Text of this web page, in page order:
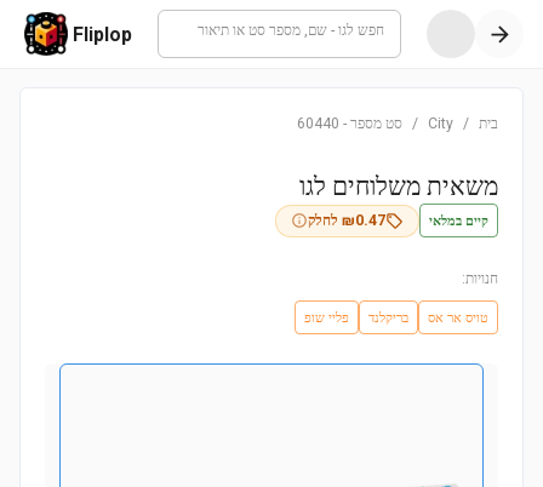
חפש לגו - שם, מספר סט או תיאור Fliplop
בית /
City
/ סט מספר -
60440
משאית משלוחים לגו
קיים במלאי ₪0.47 לחלק
חנויות:
טויס אר אס בריקלנד פליי שופ